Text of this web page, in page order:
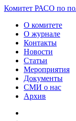
Комитет РАСО по
О комитете
О журнале
Контакты
Новости
Статьи
Мероприятия
Документы
СМИ о нас
Архив